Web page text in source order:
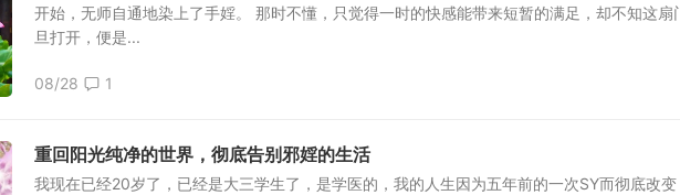
开始，无师自通地染上了手婬。 那时不懂，只觉得一时的快感能带来短暂的满足，却不知这扇
旦打开，便是...
08/28 1
重回阳光纯净的世界，彻底告别邪婬的生活
我现在已经20岁了，已经是大三学生了，是学医的，我的人生因为五年前的一次SY而彻底改变